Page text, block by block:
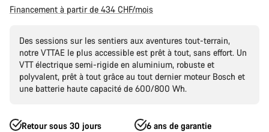
Financement à partir de 434 CHF/mois
Des sessions sur les sentiers aux aventures tout-terrain,
notre VTTAE le plus accessible est prêt à tout, sans effort. Un
VTT électrique semi-rigide en aluminium, robuste et
polyvalent, prêt à tout grâce au tout dernier moteur Bosch et
une batterie haute capacité de 600/800 Wh.
Retour sous 30 jours 6 ans de garantie